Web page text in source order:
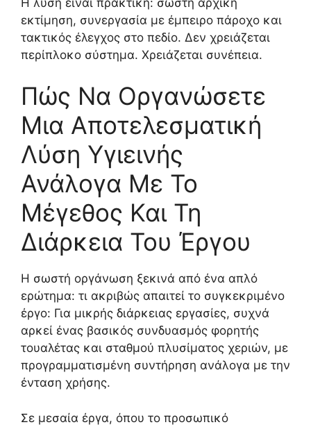
εκτίμηση, συνεργασία με έμπειρο πάροχο και
τακτικός έλεγχος στο πεδίο. Δεν χρειάζεται
περίπλοκο σύστημα. Χρειάζεται συνέπεια.
Πώς Να Οργανώσετε
Μια Αποτελεσματική
Λύση Υγιεινής
Ανάλογα Με Το
Μέγεθος Και Τη
Διάρκεια Του Έργου
Η σωστή οργάνωση ξεκινά από ένα απλό
ερώτημα: τι ακριβώς απαιτεί το συγκεκριμένο
έργο: Για μικρής διάρκειας εργασίες, συχνά
αρκεί ένας βασικός συνδυασμός φορητής
τουαλέτας και σταθμού πλυσίματος χεριών, με
προγραμματισμένη συντήρηση ανάλογα με την
ένταση χρήσης.
Σε μεσαία έργα, όπου το προσωπικό